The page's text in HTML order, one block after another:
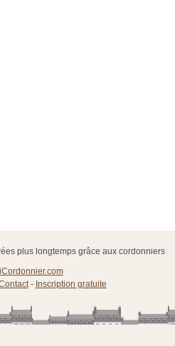
plus longtemps grâce aux cordonniers
iCordonnier.com
- Inscription gratuite